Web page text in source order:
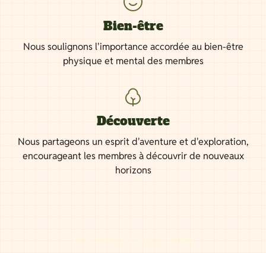
Bien-être
Nous soulignons l'importance accordée au bien-être
physique et mental des membres
Découverte
Nous partageons un esprit d'aventure et d'exploration,
encourageant les membres à découvrir de nouveaux
horizons